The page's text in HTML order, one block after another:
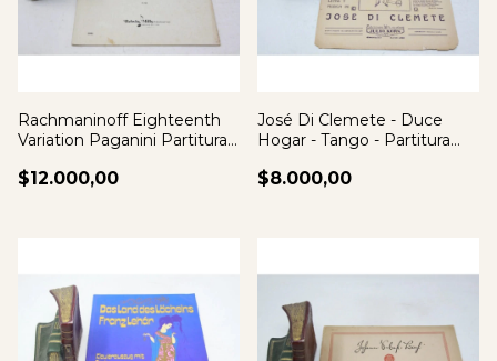
Rachmaninoff Eighteenth
Variation Paganini Partitura
$12.000,00
José Di Clemete - Duce
Hogar - Tango - Partitura
$8.000,00